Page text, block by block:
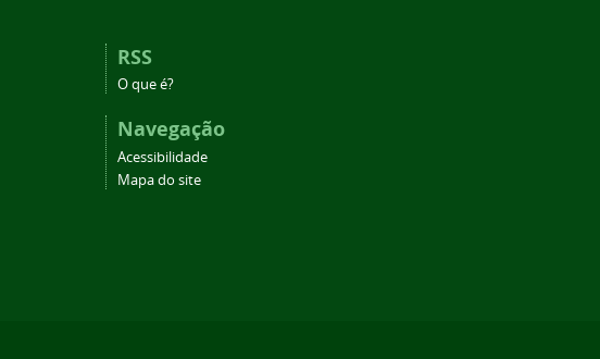
RSS
O que é?
Navegação
Acessibilidade
Mapa do site